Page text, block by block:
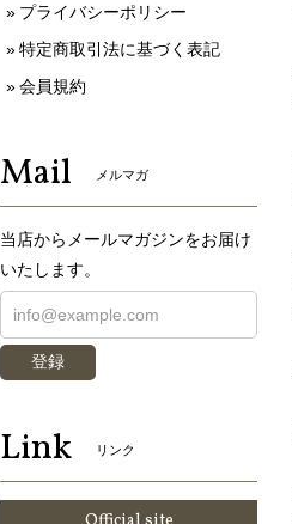
プライバシーポリシー
特定商取引法に基づく表記
会員規約
Mail メルマガ
当店からメールマガジンをお届け
いたします。
登録
Link リンク